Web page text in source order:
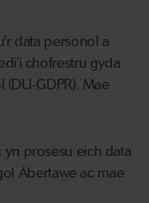
data personol a
chofrestru gyda
GDPR). Mae
prosesu eich data
Abertawe ac mae